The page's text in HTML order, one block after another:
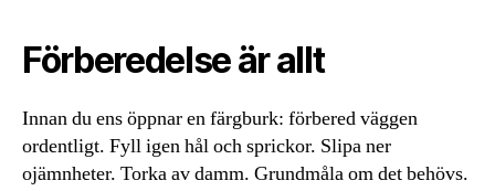
Förberedelse är allt
Innan du ens öppnar en färgburk: förbered väggen
ordentligt. Fyll igen hål och sprickor. Slipa ner
ojämnheter. Torka av damm. Grundmåla om det behövs.